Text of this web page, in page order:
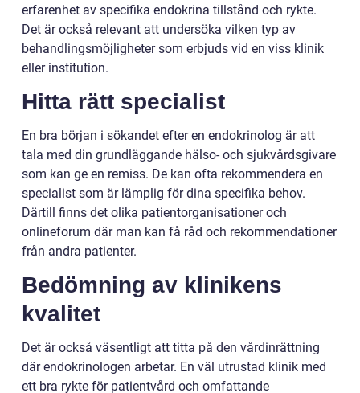
erfarenhet av specifika endokrina tillstånd och rykte.
Det är också relevant att undersöka vilken typ av
behandlingsmöjligheter som erbjuds vid en viss klinik
eller institution.
Hitta rätt specialist
En bra början i sökandet efter en endokrinolog är att
tala med din grundläggande hälso- och sjukvårdsgivare
som kan ge en remiss. De kan ofta rekommendera en
specialist som är lämplig för dina specifika behov.
Därtill finns det olika patientorganisationer och
onlineforum där man kan få råd och rekommendationer
från andra patienter.
Bedömning av klinikens
kvalitet
Det är också väsentligt att titta på den vårdinrättning
där endokrinologen arbetar. En väl utrustad klinik med
ett bra rykte för patientvård och omfattande